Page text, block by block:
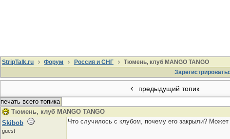
StripTalk.ru Форум Россия и СНГ
Тюмень, клуб MANGO TANGO
предыдущий топик
печать всего топика
Тюмень, клуб MANGO TANGO
Skibob
guest
Что случилось с клубом, почему его закрыли?